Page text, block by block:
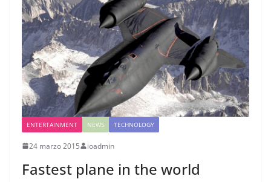
ENTERTAINMENT NEWS TECHNOLOGY
24 marzo 2015 ioadmin
Fastest plane in the world